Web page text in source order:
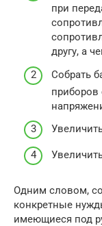
при
другу, а
Собрать
Одним словом,
конкретные
имеющиеся под